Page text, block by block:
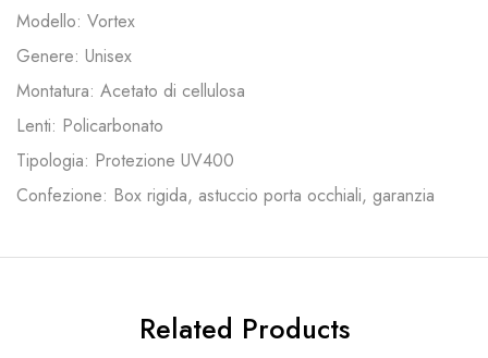
Modello: Vortex
Genere: Unisex
Montatura: Acetato di cellulosa
Lenti: Policarbonato
Tipologia: Protezione UV400
Confezione: Box rigida, astuccio porta occhiali, garanzia
Related Products